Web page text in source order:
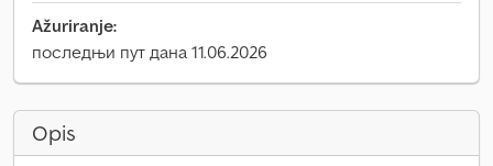
Ažuriranje:
последњи пут дана 11.06.2026
Opis